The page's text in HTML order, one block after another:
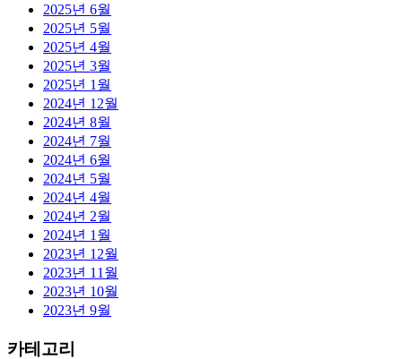
2025년 6월
2025년 5월
2025년 4월
2025년 3월
2025년 1월
2024년 12월
2024년 8월
2024년 7월
2024년 6월
2024년 5월
2024년 4월
2024년 2월
2024년 1월
2023년 12월
2023년 11월
2023년 10월
2023년 9월
카테고리